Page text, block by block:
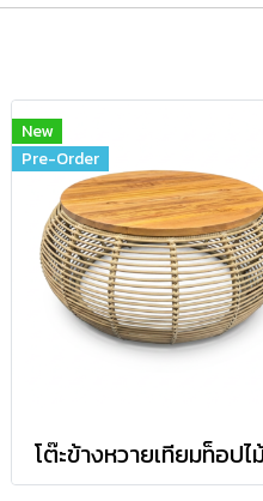
New
Pre-Order
โต๊ะข้างหวายเทียมท็อปไ